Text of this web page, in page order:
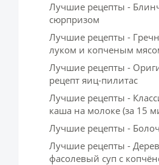
Лучшие рецепты -
сюрпризом
Лучшие рецепты -
луком и копченым
Лучшие рецепты -
рецепт яиц-пилитас
Лучшие рецепты -
каша на молоке (за 15
Лучшие рецепты -
Лучшие рецепты -
фасолевый суп с